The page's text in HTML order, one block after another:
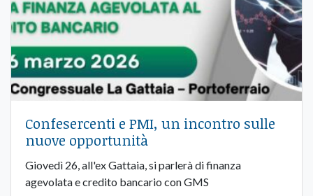
Confesercenti e PMI, un incontro sulle
nuove opportunità
Giovedì 26, all'ex Gattaia, si parlerà di finanza
agevolata e credito bancario con GMS